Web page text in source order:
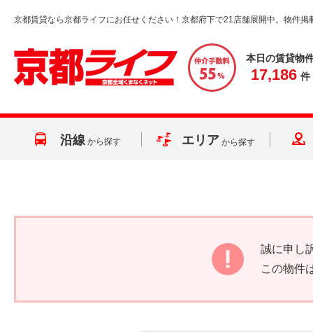
京都賃貸なら京都ライフにお任せください！京都府下で21店舗展開中。物件掲
本日の賃貸物
17,186 件
沿線 から探す エリア から探す
誠に申し
この物件